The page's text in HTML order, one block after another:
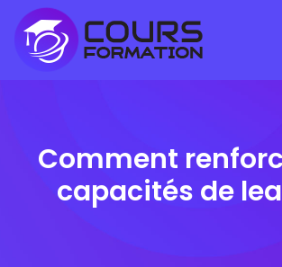
Comment
capacités de